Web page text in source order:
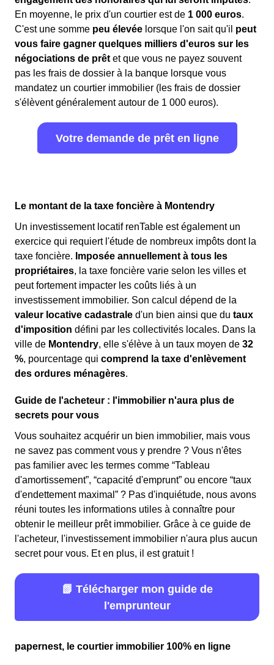
En moyenne, le prix d'un courtier est de 1 000 euros.
C'est une somme peu élevée lorsque l'on sait qu'il peut
vous faire gagner quelques milliers d'euros sur les
négociations de prêt et que vous ne payez souvent
pas les frais de dossier à la banque lorsque vous
mandatez un courtier immobilier (les frais de dossier
s'élèvent généralement autour de 1 000 euros).
Votre demande de prêt en ligne
Le montant de la taxe foncière à Montendry
Un investissement locatif renTable est également un
exercice qui requiert l'étude de nombreux impôts dont la
taxe foncière. Imposée annuellement à tous les
propriétaires, la taxe foncière varie selon les villes et
peut fortement impacter les coûts liés à un
investissement immobilier. Son calcul dépend de la
valeur locative cadastrale d'un bien ainsi que du taux
d'imposition défini par les collectivités locales. Dans la
ville de Montendry, elle s'élève à un taux moyen de 32
%, pourcentage qui comprend la taxe d'enlèvement
des ordures ménagères.
Guide de l'acheteur : l'immobilier n'aura plus de
secrets pour vous
Vous souhaitez acquérir un bien immobilier, mais vous
ne savez pas comment vous y prendre ? Vous n'êtes
pas familier avec les termes comme “Tableau
d'amortissement”, “capacité d'emprunt” ou encore “taux
d'endettement maximal” ? Pas d'inquiétude, nous avons
réuni toutes les informations utiles à connaître pour
obtenir le meilleur prêt immobilier. Grâce à ce guide de
l'acheteur, l'investissement immobilier n'aura plus aucun
secret pour vous. Et en plus, il est gratuit !
📗 Télécharger mon guide de
l'emprunteur
papernest, le courtier immobilier 100% en ligne